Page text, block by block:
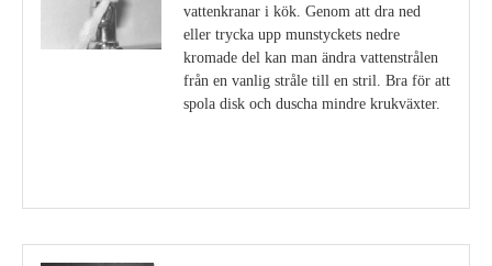
vattenkranar i kök. Genom att dra ned
eller trycka upp munstyckets nedre
kromade del kan man ändra vattenstrålen
från en vanlig stråle till en stril. Bra för att
spola disk och duscha mindre krukväxter.